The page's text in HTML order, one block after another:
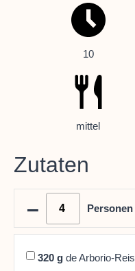
10
mittel
Zutaten
–
Personen
320 g de Arborio-Reis